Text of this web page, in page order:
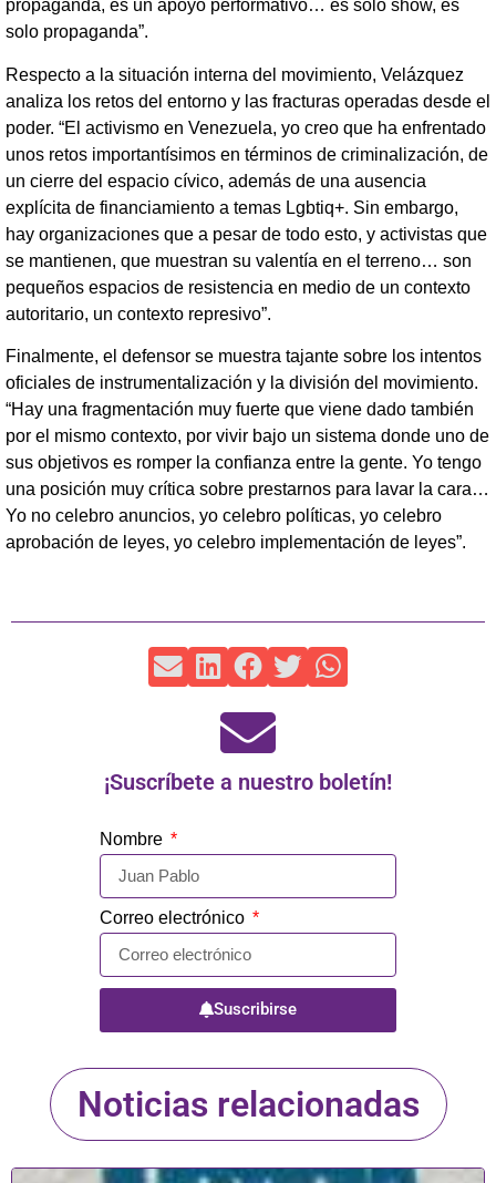
propaganda, es un apoyo performativo… es solo show, es
solo propaganda”.
Respecto a la situación interna del movimiento, Velázquez
analiza los retos del entorno y las fracturas operadas desde el
poder. “El activismo en Venezuela, yo creo que ha enfrentado
unos retos importantísimos en términos de criminalización, de
un cierre del espacio cívico, además de una ausencia
explícita de financiamiento a temas Lgbtiq+. Sin embargo,
hay organizaciones que a pesar de todo esto, y activistas que
se mantienen, que muestran su valentía en el terreno… son
pequeños espacios de resistencia en medio de un contexto
autoritario, un contexto represivo”.
Finalmente, el defensor se muestra tajante sobre los intentos
oficiales de instrumentalización y la división del movimiento.
“Hay una fragmentación muy fuerte que viene dado también
por el mismo contexto, por vivir bajo un sistema donde uno de
sus objetivos es romper la confianza entre la gente. Yo tengo
una posición muy crítica sobre prestarnos para lavar la cara…
Yo no celebro anuncios, yo celebro políticas, yo celebro
aprobación de leyes, yo celebro implementación de leyes”.
¡Suscríbete a nuestro boletín!
Nombre
Correo electrónico
Suscribirse
Noticias relacionadas